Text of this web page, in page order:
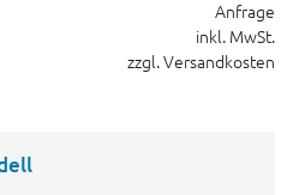
Anfrage
inkl. MwSt.
zzgl. Versandkosten